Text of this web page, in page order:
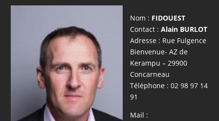
Nom : FIDOUEST​
Contact :Alain BURLOT
Adresse : Rue Fulgence
Bienvenue- AZ de
Kerampu – 29900
Concarneau
Téléphone : 02 98 97 14
91
Mail :